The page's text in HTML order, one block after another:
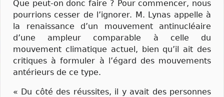
Que peut-on donc faire ? Pour commencer, nous
pourrions cesser de l’ignorer. M. Lynas appelle à
la renaissance d’un mouvement antinucléaire
d’une ampleur comparable à celle du
mouvement climatique actuel, bien qu’il ait des
critiques à formuler à l’égard des mouvements
antérieurs de ce type.
« Du côté des réussites, il y avait des personnes